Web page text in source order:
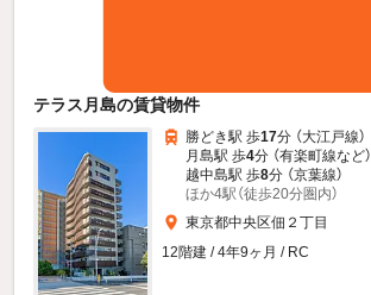
テラス月島の賃貸物件
勝どき駅 歩17分 （大江戸線）
月島駅 歩4分 （有楽町線など）
越中島駅 歩8分 （京葉線）
ほか4駅（徒歩20分圏内）
東京都中央区佃２丁目
12階建 / 4年9ヶ月 / RC